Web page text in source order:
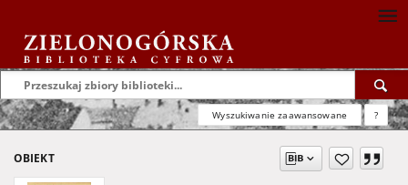
Wyszukiwanie zaawansowane ?
OBIEKT